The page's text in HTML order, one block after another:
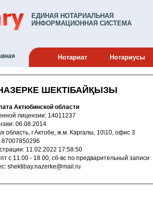
ЕДИНАЯ НОТАРИАЛЬНАЯ
ИНФОРМАЦИОННАЯ СИСТЕМА
Нотариат Нотариусы
ШЕКТІБАЙҚЫЗЫ
Нотариальная палата Актюбинской области
Номер государственной лицензии: 14011237
Дата выдачи лицензии: 06.08.2014
область, г.Актобе, ж.м. Каргалы, 10\10, офис 3
Рабочий телефон: 87007850296
Дата учетной регистрации: 11.02.2022 17:58:50
работы: пн-пт с 11.00 - 18.00, сб-вс по предварительный записи
Электронный адрес: shektibay.nazerke@mail.ru